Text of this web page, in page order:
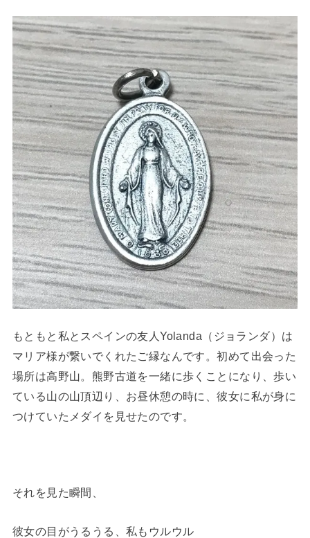
もともと私とスペインの友人Yolanda（ジョランダ）は
マリア様が繋いでくれたご縁なんです。初めて出会った
場所は高野山。熊野古道を一緒に歩くことになり、歩い
ている山の山頂辺り、お昼休憩の時に、彼女に私が身に
つけていたメダイを見せたのです。
それを見た瞬間、
彼女の目がうるうる、私もウルウル